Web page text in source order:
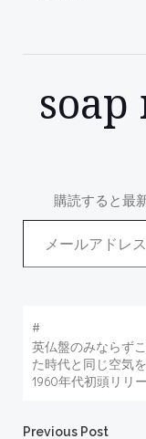
soap
購読すると最
メールアドレスを入力...
#
英仏盤のみならず
た時代と同じ空気
1960年代初頭リリ
Previous Post